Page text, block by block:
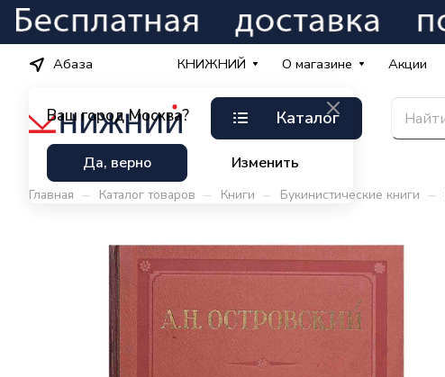
Абаза
Ваш город Москва?
Да, верно Изменить
КНИЖНИЙ О магазине Акции
Каталог
Главная – Каталог товаров – Книги – Букинистические книги –